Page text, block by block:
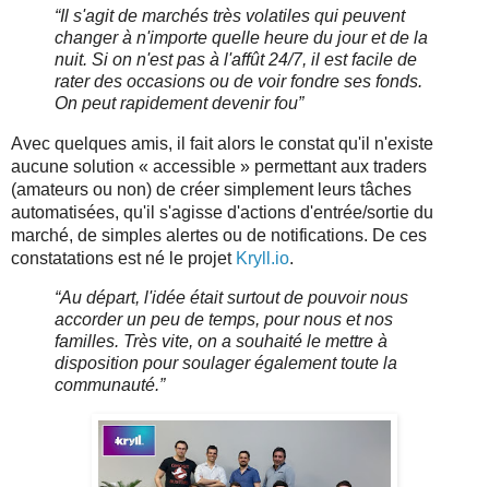
“Il s'agit de marchés très volatiles qui peuvent
changer à n'importe quelle heure du jour et de la
nuit. Si on n'est pas à l'affût 24/7, il est facile de
rater des occasions ou de voir fondre ses fonds.
On peut rapidement devenir fou”
Avec quelques amis, il fait alors le constat qu'il n'existe
aucune solution « accessible » permettant aux traders
(amateurs ou non) de créer simplement leurs tâches
automatisées, qu'il s'agisse d'actions d'entrée/sortie du
marché, de simples alertes ou de notifications. De ces
constatations est né le projet Kryll.io.
“Au départ, l'idée était surtout de pouvoir nous
accorder un peu de temps, pour nous et nos
familles. Très vite, on a souhaité le mettre à
disposition pour soulager également toute la
communauté.”